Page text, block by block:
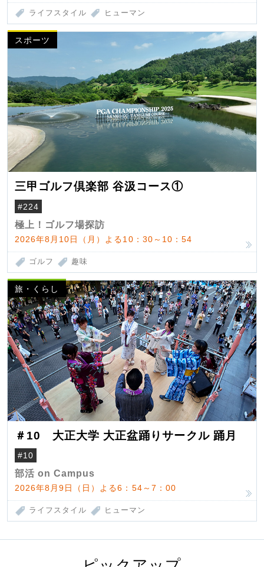
ライフスタイル ヒューマン
スポーツ
三甲ゴルフ倶楽部 谷汲コース①
#224
極上！ゴルフ場探訪
2026年8月10日（月）よる10：30～10：54
ゴルフ 趣味
旅・くらし
＃10 大正大学 大正盆踊りサークル 踊月
#10
部活 on Campus
2026年8月9日（日）よる6：54～7：00
ライフスタイル ヒューマン